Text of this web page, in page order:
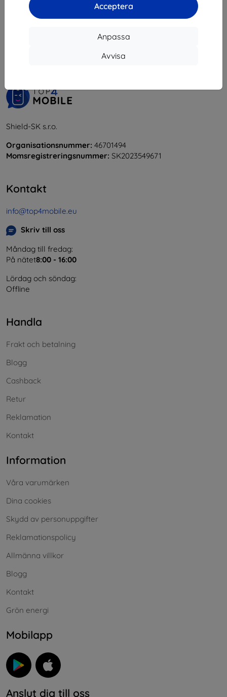
Acceptera
Anpassa
Avvisa
av totalt5.
Shield-SK s.r.o.
Organisationsnummer: 46701494
Momsregistreringsnummer: SK2023549671
Kontakt
info@top4mobile.eu
Skriv till oss
Måndag till fredag:
På nätet8:00 - 16:00
Lördag och söndag:
Offline
Handla
Frakt och betalning
Blogg
Cashback
Retur
Reklamation
Kontakt
Information
Våra varumärken
Dina cookies
Skydd av personuppgifter
Reklamationspolicy
Allmänna villkor
Blogg
Kontakt
Grön energi
Mobilapp
Anslut dig till oss